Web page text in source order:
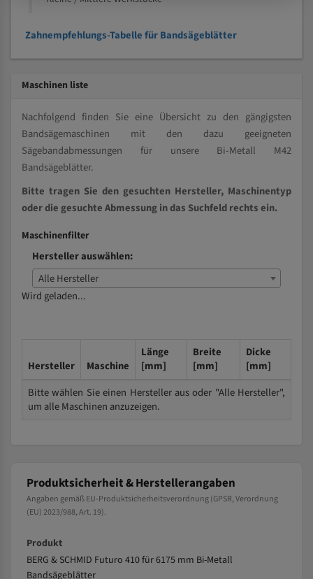
Zahnempfehlungs-Tabelle für Bandsägeblätter
Maschinen liste
Nachfolgend finden Sie eine Übersicht zu den gängigsten
Bandsägemaschinen mit den dazu geeigneten
Sägebandabmessungen für unsere Bi-Metall M42
Bandsägeblätter.
Bitte tragen Sie den gesuchten Hersteller, Maschinentyp
oder die gesuchte Abmessung in das Suchfeld rechts ein.
Maschinenfilter
Hersteller auswählen:
Alle Hersteller
Wird geladen...
Hersteller Maschine
Länge
[mm]
Breite
[mm]
Dicke
[mm]
Bitte wählen Sie einen Hersteller aus oder "Alle Hersteller",
um alle Maschinen anzuzeigen.
Produktsicherheit & Herstellerangaben
Angaben gemäß EU-Produktsicherheitsverordnung (GPSR, Verordnung
(EU) 2023/988, Art. 19).
Produkt
BERG & SCHMID Futuro 410 für 6175 mm Bi-Metall
Bandsägeblätter